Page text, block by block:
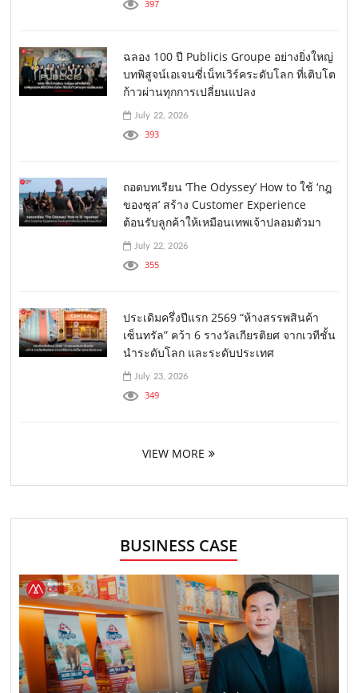
397
ฉลอง 100 ปี Publicis Groupe อย่างยิ่งใหญ่
บทพิสูจน์เอเจนซี่เน็ทเวิร์คระดับโลก ที่เติบโต
ก้าวผ่านทุกการเปลี่ยนแปลง
July 22, 2026
393
ถอดบทเรียน ‘The Odyssey’ How to ใช้ ‘กฎ
ของซุส’ สร้าง Customer Experience
ต้อนรับลูกค้าให้เหมือนเทพเจ้าปลอมตัวมา
July 22, 2026
355
ประเดิมครึ่งปีแรก 2569 “ห้างสรรพสินค้า
เซ็นทรัล” คว้า 6 รางวัลเกียรติยศ จากเวทีชั้น
นำระดับโลก และระดับประเทศ
July 23, 2026
349
VIEW MORE
BUSINESS CASE